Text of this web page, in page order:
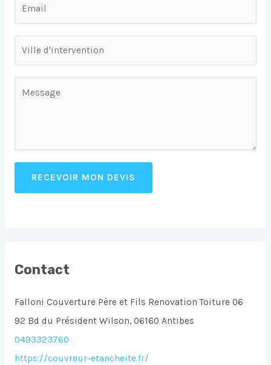
RECEVOIR MON DEVIS
Contact
Falloni Couverture Père et Fils Renovation Toiture 06
92 Bd du Président Wilson, 06160 Antibes
0493323760
https://couvreur-etancheite.fr/